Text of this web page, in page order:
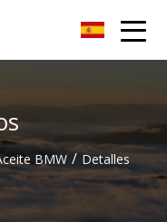
BMW / Detalles